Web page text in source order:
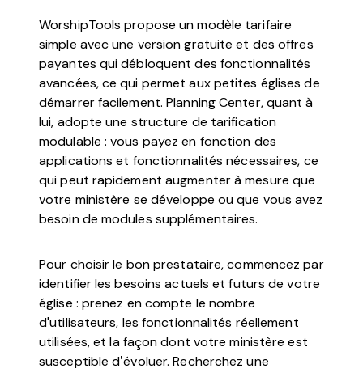
WorshipTools propose un modèle tarifaire
simple avec une version gratuite et des offres
payantes qui débloquent des fonctionnalités
avancées, ce qui permet aux petites églises de
démarrer facilement. Planning Center, quant à
lui, adopte une structure de tarification
modulable : vous payez en fonction des
applications et fonctionnalités nécessaires, ce
qui peut rapidement augmenter à mesure que
votre ministère se développe ou que vous avez
besoin de modules supplémentaires.
Pour choisir le bon prestataire, commencez par
identifier les besoins actuels et futurs de votre
église : prenez en compte le nombre
d'utilisateurs, les fonctionnalités réellement
utilisées, et la façon dont votre ministère est
susceptible d’évoluer. Recherchez une